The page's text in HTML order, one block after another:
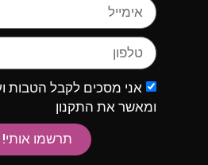
אני מסכים לקבל הטבות
ומאשר את התקנון
תרשמו אותי!